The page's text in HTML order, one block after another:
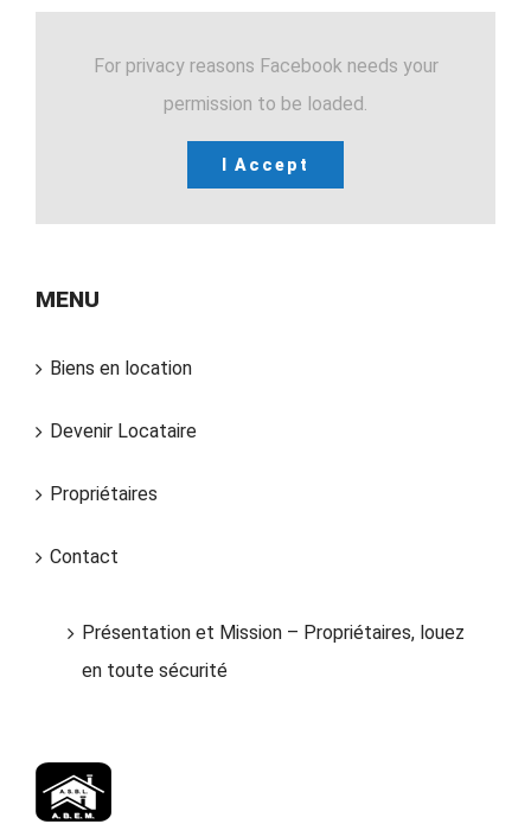
For privacy reasons Facebook needs your
permission to be loaded.
I Accept
MENU
Biens en location
Devenir Locataire
Propriétaires
Contact
Présentation et Mission – Propriétaires, louez
en toute sécurité